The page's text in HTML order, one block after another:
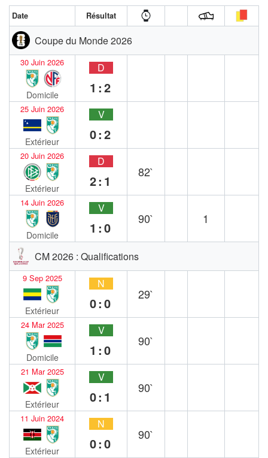
Date Résultat
Coupe du Monde 2026
30 Juin 2026
Domicile
D
1:2
25 Juin 2026
Extérieur
V
0:2
20 Juin 2026
Extérieur
D
2:1
82`
14 Juin 2026
Domicile
V
1:0
90` 1
CM 2026 : Qualifications
9 Sep 2025
Extérieur
N
0:0
29`
24 Mar 2025
Domicile
V
1:0
90`
21 Mar 2025
Extérieur
V
0:1
90`
11 Juin 2024
Extérieur
N
0:0
90`